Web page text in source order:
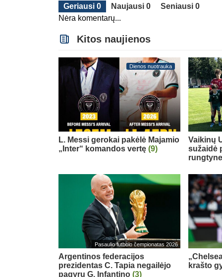
Geriausi 0 Naujausi 0
Seniausi 0
Nėra komentarų...
Kitos naujienos
Dienos nuotrauka
L. Messi gerokai pakėlė Majamio
„Inter“ komandos vertę (9)
Vaikinų
sužaidė
Pasaulio futbolo čempionatas 2026
Argentinos federacijos
prezidentas C. Tapia negailėjo
pagyrų G. Infantino (3)
krašto